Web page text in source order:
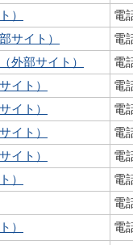
）
電
サイト）
電
外部サイト）
電
イト）
電
イト）
電
イト）
電
イト）
電
）
電
電
）
電